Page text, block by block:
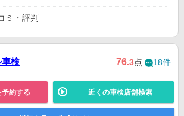
ミ・評判
車検 76.3点 18件
約する 近くの車検店舗検索